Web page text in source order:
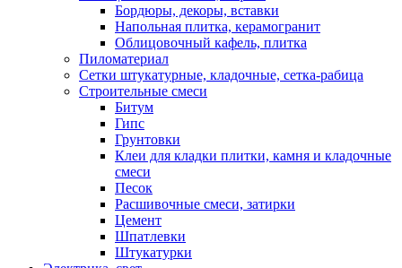
Бордюры, декоры, вставки
Напольная плитка, керамогранит
Облицовочный кафель, плитка
Пиломатериал
Сетки штукатурные, кладочные, сетка-рабица
Строительные смеси
Битум
Гипс
Грунтовки
Клеи для кладки плитки, камня и кладочные
смеси
Песок
Расшивочные смеси, затирки
Цемент
Шпатлевки
Штукатурки